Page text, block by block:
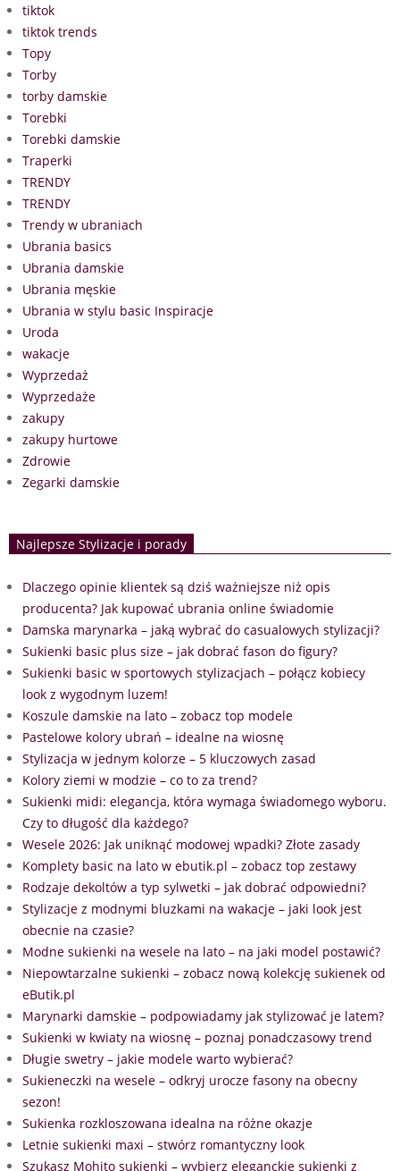
tiktok
tiktok trends
Topy
Torby
torby damskie
Torebki
Torebki damskie
Traperki
TRENDY
TRENDY
Trendy w ubraniach
Ubrania basics
Ubrania damskie
Ubrania męskie
Ubrania w stylu basic Inspiracje
Uroda
wakacje
Wyprzedaż
Wyprzedaże
zakupy
zakupy hurtowe
Zdrowie
Zegarki damskie
Najlepsze Stylizacje i porady
Dlaczego opinie klientek są dziś ważniejsze niż opis
producenta? Jak kupować ubrania online świadomie
Damska marynarka – jaką wybrać do casualowych stylizacji?
Sukienki basic plus size – jak dobrać fason do figury?
Sukienki basic w sportowych stylizacjach – połącz kobiecy
look z wygodnym luzem!
Koszule damskie na lato – zobacz top modele
Pastelowe kolory ubrań – idealne na wiosnę
Stylizacja w jednym kolorze – 5 kluczowych zasad
Kolory ziemi w modzie – co to za trend?
Sukienki midi: elegancja, która wymaga świadomego wyboru.
Czy to długość dla każdego?
Wesele 2026: Jak uniknąć modowej wpadki? Złote zasady
Komplety basic na lato w ebutik.pl – zobacz top zestawy
Rodzaje dekoltów a typ sylwetki – jak dobrać odpowiedni?
Stylizacje z modnymi bluzkami na wakacje – jaki look jest
obecnie na czasie?
Modne sukienki na wesele na lato – na jaki model postawić?
Niepowtarzalne sukienki – zobacz nową kolekcję sukienek od
eButik.pl
Marynarki damskie – podpowiadamy jak stylizować je latem?
Sukienki w kwiaty na wiosnę – poznaj ponadczasowy trend
Długie swetry – jakie modele warto wybierać?
Sukieneczki na wesele – odkryj urocze fasony na obecny
sezon!
Sukienka rozkloszowana idealna na różne okazje
Letnie sukienki maxi – stwórz romantyczny look
Szukasz Mohito sukienki – wybierz eleganckie sukienki z